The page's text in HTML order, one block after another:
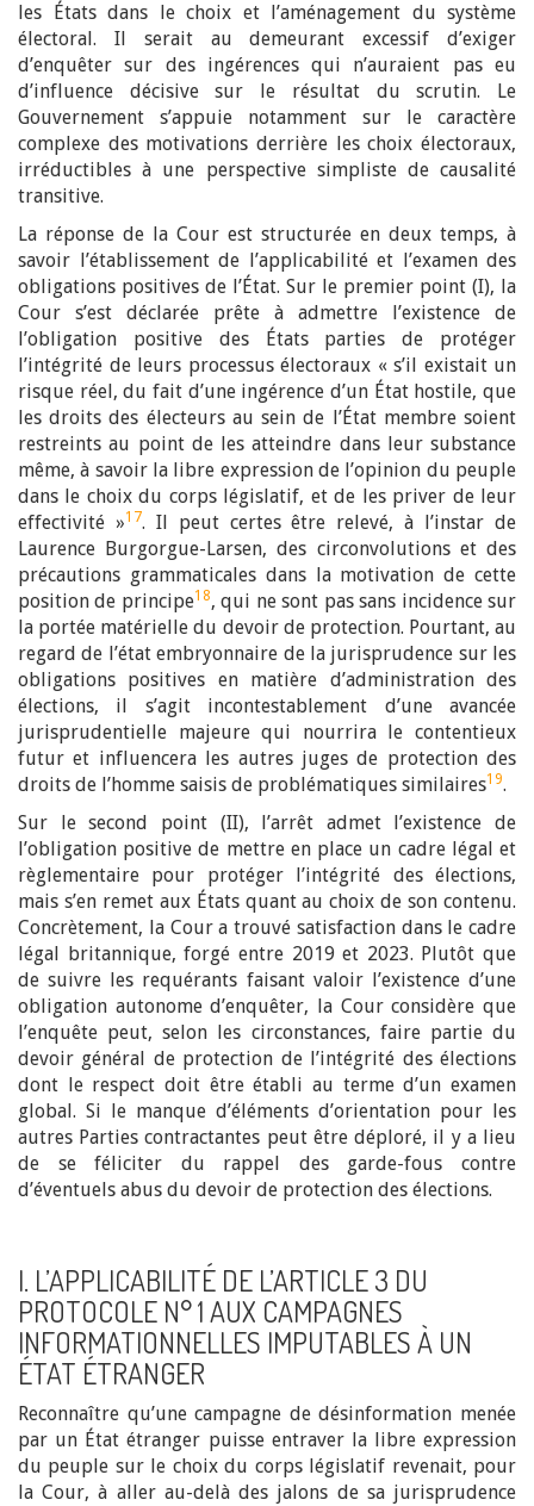
les États dans le choix et l’aménagement du système
électoral. Il serait au demeurant excessif d’exiger
d’enquêter sur des ingérences qui n’auraient pas eu
d’influence décisive sur le résultat du scrutin. Le
Gouvernement s’appuie notamment sur le caractère
complexe des motivations derrière les choix électoraux,
irréductibles à une perspective simpliste de causalité
transitive.
La réponse de la Cour est structurée en deux temps, à
savoir l’établissement de l’applicabilité et l’examen des
obligations positives de l’État. Sur le premier point (I), la
Cour s’est déclarée prête à admettre l’existence de
l’obligation positive des États parties de protéger
l’intégrité de leurs processus électoraux « s’il existait un
risque réel, du fait d’une ingérence d’un État hostile, que
les droits des électeurs au sein de l’État membre soient
restreints au point de les atteindre dans leur substance
même, à savoir la libre expression de l’opinion du peuple
dans le choix du corps législatif, et de les priver de leur
effectivité »17. Il peut certes être relevé, à l’instar de
Laurence Burgorgue-Larsen, des circonvolutions et des
précautions grammaticales dans la motivation de cette
position de principe18, qui ne sont pas sans incidence sur
la portée matérielle du devoir de protection. Pourtant, au
regard de l’état embryonnaire de la jurisprudence sur les
obligations positives en matière d’administration des
élections, il s’agit incontestablement d’une avancée
jurisprudentielle majeure qui nourrira le contentieux
futur et influencera les autres juges de protection des
droits de l’homme saisis de problématiques similaires19.
Sur le second point (II), l’arrêt admet l’existence de
l’obligation positive de mettre en place un cadre légal et
règlementaire pour protéger l’intégrité des élections,
mais s’en remet aux États quant au choix de son contenu.
Concrètement, la Cour a trouvé satisfaction dans le cadre
légal britannique, forgé entre 2019 et 2023. Plutôt que
de suivre les requérants faisant valoir l’existence d’une
obligation autonome d’enquêter, la Cour considère que
l’enquête peut, selon les circonstances, faire partie du
devoir général de protection de l’intégrité des élections
dont le respect doit être établi au terme d’un examen
global. Si le manque d’éléments d’orientation pour les
autres Parties contractantes peut être déploré, il y a lieu
de se féliciter du rappel des garde-fous contre
d’éventuels abus du devoir de protection des élections.
I. L’APPLICABILITÉ DE L’ARTICLE 3 DU
PROTOCOLE N° 1 AUX CAMPAGNES
INFORMATIONNELLES IMPUTABLES À UN
ÉTAT ÉTRANGER
Reconnaître qu’une campagne de désinformation menée
par un État étranger puisse entraver la libre expression
du peuple sur le choix du corps législatif revenait, pour
la Cour, à aller au-delà des jalons de sa jurisprudence